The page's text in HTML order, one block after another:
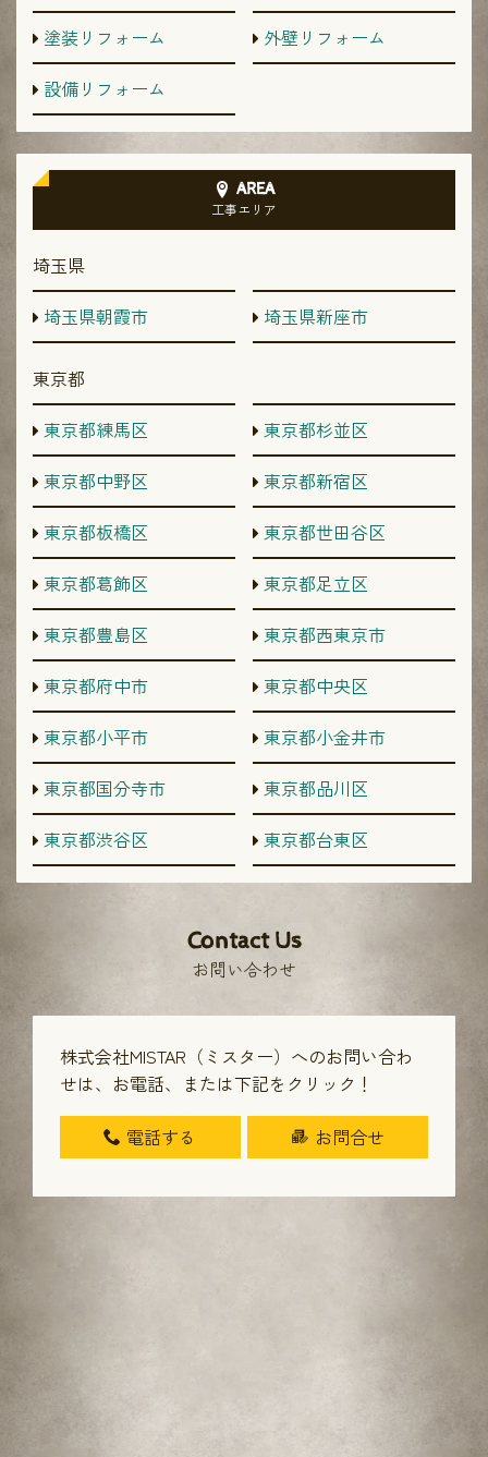
塗装リフォーム
外壁リフォーム
設備リフォーム
AREA
工事エリア
埼玉県
埼玉県朝霞市
埼玉県新座市
東京都
東京都練馬区
東京都杉並区
東京都中野区
東京都新宿区
東京都板橋区
東京都世田谷区
東京都葛飾区
東京都足立区
東京都豊島区
東京都西東京市
東京都府中市
東京都中央区
東京都小平市
東京都小金井市
東京都国分寺市
東京都品川区
東京都渋谷区
東京都台東区
Contact Us
お問い合わせ
株式会社MISTAR（ミスター）へのお問い合わ
せは、 お電話、または下記をクリック！
電話する お問合せ